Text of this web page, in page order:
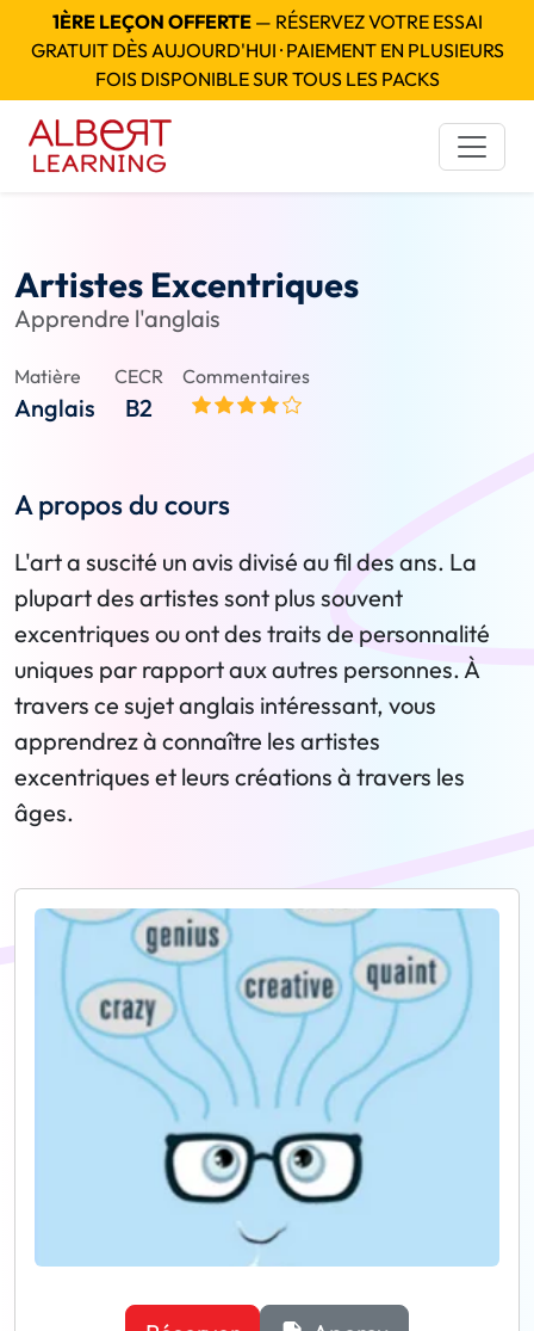
1ÈRE LEÇON OFFERTE— RÉSERVEZ VOTRE ESSAI
GRATUIT DÈS AUJOURD'HUI · PAIEMENT EN PLUSIEURS
FOIS DISPONIBLE SUR TOUS LES PACKS
Artistes Excentriques
Apprendre l'anglais
Matière
Anglais
CECR
B2
Commentaires
A propos du cours
L'art a suscité un avis divisé au fil des ans. La
plupart des artistes sont plus souvent
excentriques ou ont des traits de personnalité
uniques par rapport aux autres personnes. À
travers ce sujet anglais intéressant, vous
apprendrez à connaître les artistes
excentriques et leurs créations à travers les
âges.